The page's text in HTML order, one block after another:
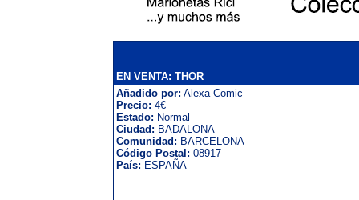
EN VENTA: THOR
Añadido por: Alexa Comic
Precio: 4€
Estado: Normal
Ciudad: BADALONA
Comunidad: BARCELONA
Código Postal: 08917
País: ESPAÑA